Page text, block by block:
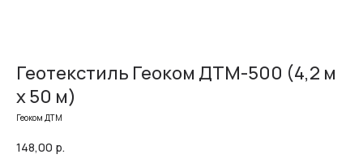
Геотекстиль Геоком ДТМ-500 (4,2 м
х 50 м)
Геоком ДТМ
148,00 р.